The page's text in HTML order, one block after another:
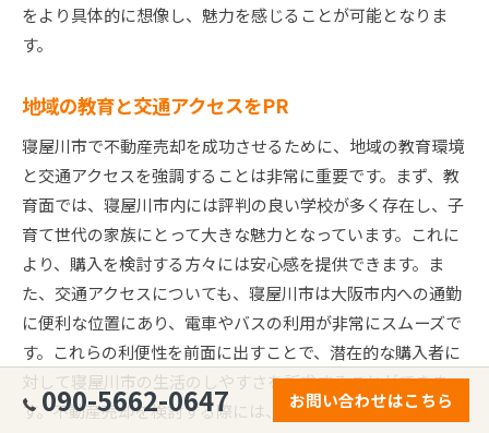
をより具体的に想像し、魅力を感じることが可能となりま
す。
地域の教育と交通アクセスをPR
寝屋川市で不動産売却を成功させるために、地域の教育環境
と交通アクセスを強調することは非常に重要です。まず、教
育面では、寝屋川市内には評判の良い学校が多く存在し、子
育て世代の家族にとって大きな魅力となっています。これに
より、購入を検討する方々には安心感を提供できます。ま
た、交通アクセスについても、寝屋川市は大阪市内への通勤
に便利な位置にあり、電車やバスの利用が非常にスムーズで
す。これらの利便性を前面に出すことで、潜在的な購入者に
対して寝屋川市の生活のしやすさを訴求することができま
す。不動産売却を検討する際には、こうした地域の強みを存
090-5662-0647 お問い合わせはこちら